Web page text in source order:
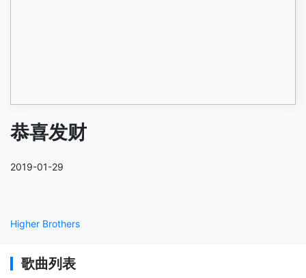
恭喜发财
2019-01-29
Higher Brothers
歌曲列表